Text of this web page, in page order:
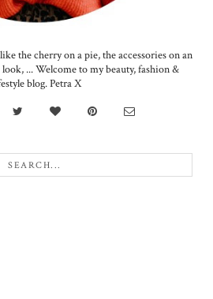
the cherry on a pie, the accessories on an
... Welcome to my beauty, fashion &
blog. Petra X